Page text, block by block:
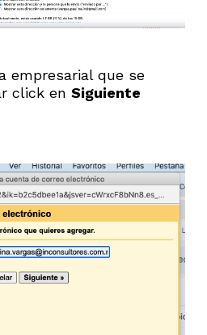
empresarial que se
click en Siguiente